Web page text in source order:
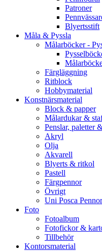
Patroner
Blyertsstift
Måla & Pyssla
Målarböcker -
Färgläggning
Ritblock
Hobbymaterial
Konstnärsmaterial
Block & papper
Målardukar &
Penslar, paletter
Akryl
Olja
Akvarell
Blyerts & ritkol
Pastell
Färgpennor
Övrigt
Uni Posca Pennor
Foto
Fotoalbum
Fotofickor &
Tillbehör
Kontorsmaterial